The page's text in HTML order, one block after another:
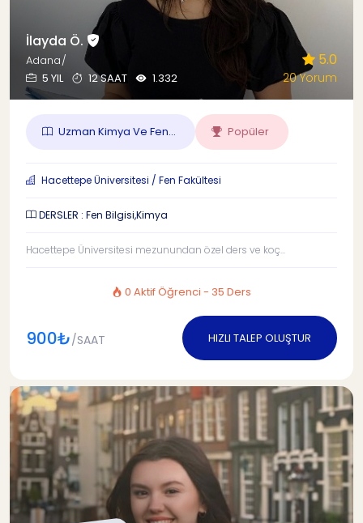
İlayda Ö.
Adana/
5 YIL
12 SAAT 1.332
5.0
20 Yorum
Uzman Kimya Ve Fen... Popüler
Hacettepe Üniversitesi / Fen Fakültesi
DERSLER : Fen Bilgisi,Kimya
Hacettepe Üniversitesi mezunundan özel ders ve koç...
0 Aktif Öğrenci - 35 Ders
900₺/SAAT HIZLI TALEP OLUŞTUR